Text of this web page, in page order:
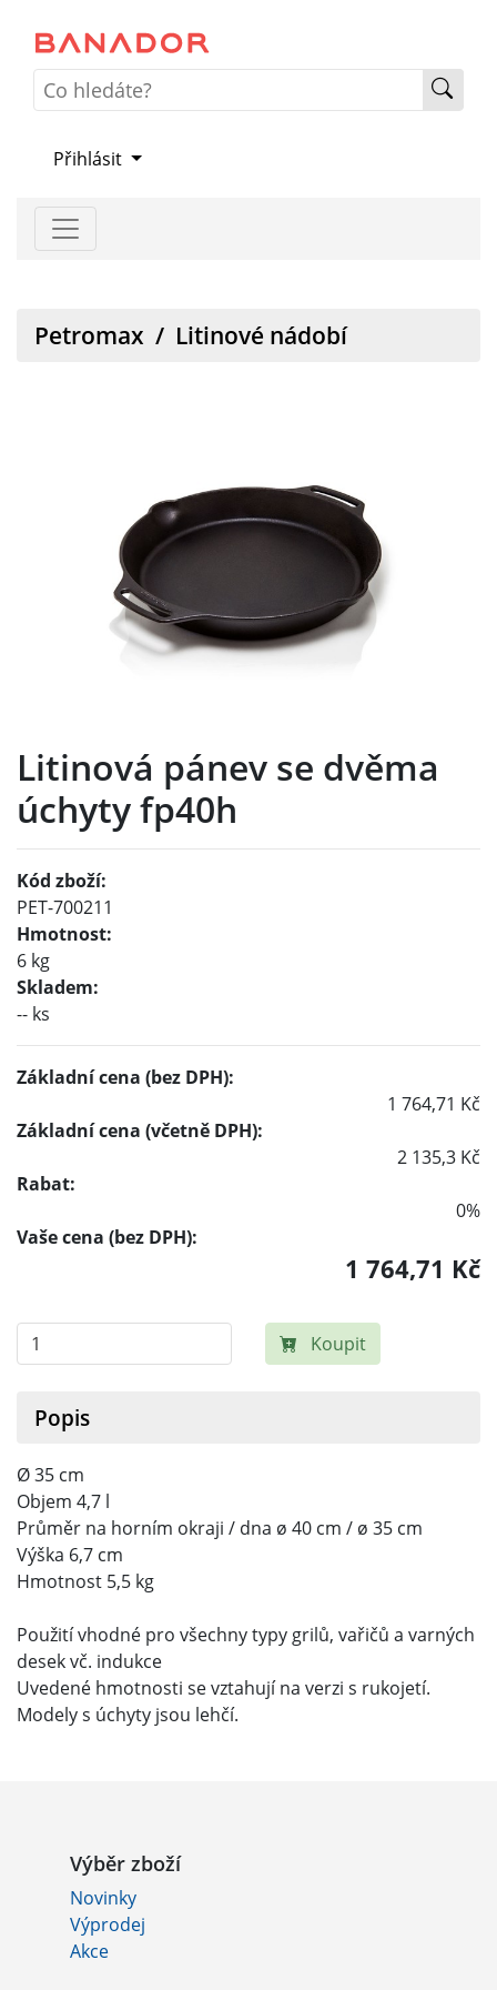
Přihlásit
Petromax / Litinové nádobí
Litinová pánev se dvěma
úchyty fp40h
Kód zboží:
PET-700211
Hmotnost:
6 kg
Skladem:
-- ks
Základní cena (bez DPH):
1 764,71 Kč
Základní cena (včetně DPH):
2 135,3 Kč
Rabat:
0%
Vaše cena (bez DPH):
1 764,71 Kč
Koupit
Popis
Ø 35 cm
Objem 4,7 l
Průměr na horním okraji / dna ø 40 cm / ø 35 cm
Výška 6,7 cm
Hmotnost 5,5 kg
Použití vhodné pro všechny typy grilů, vařičů a varných
desek vč. indukce
Uvedené hmotnosti se vztahují na verzi s rukojetí.
Modely s úchyty jsou lehčí.
Výběr zboží
Novinky
Výprodej
Akce